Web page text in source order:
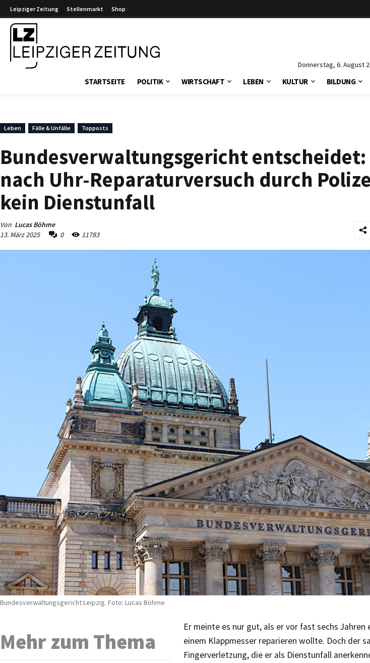
Leipziger Zeitung Stellenmarkt Shop
Donnerstag, 6. August
STARTSEITE POLITIK WIRTSCHAFT LEBEN KULTUR BILDUNG
Leben Fälle & Unfälle Topposts
Bundesverwaltungsgericht
nach Uhr-Reparaturversuch durch
kein Dienstunfall
Von Lucas Böhme
13. März 2025
0 11783
Bundesverwaltungsgericht Leipzig. Foto: Lucas Böhme
Er meinte es nur gut, als er vor fast sechs
einem Klappmesser reparieren wollte. Doch der
Fingerverletzung, die er als Dienstunfall
Mehr zum Thema